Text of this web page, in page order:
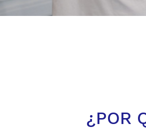
¿POR